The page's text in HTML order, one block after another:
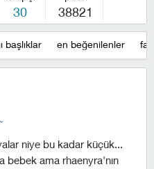
30 38821
başlıklar en beğenilenler
niye bu kadar küçük...
bebek ama rhaenyra'nın